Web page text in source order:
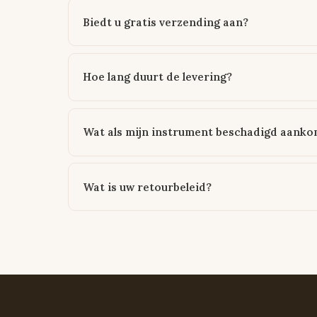
Biedt u gratis verzending aan?
Hoe lang duurt de levering?
Wat als mijn instrument beschadigd
Wat is uw retourbeleid?